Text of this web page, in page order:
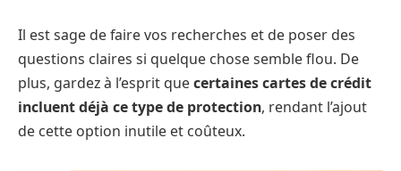
Il est sage de faire vos recherches et de poser des
questions claires si quelque chose semble flou. De
plus, gardez à l’esprit quecertaines cartes de crédit
incluent déjà ce type de protection, rendant l’ajout
de cette option inutile et coûteux.